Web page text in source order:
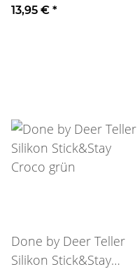
13,95 € *
Done by Deer Teller
Silikon Stick&Stay